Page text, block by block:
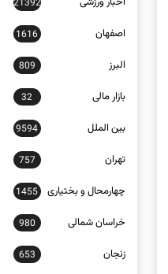
21392
اصفهان 1616
البرز 809
بازار مالی 32
بین الملل 9594
تهران 757
چهارمحال و بختیاری 1455
خراسان شمالی 980
زنجان 653